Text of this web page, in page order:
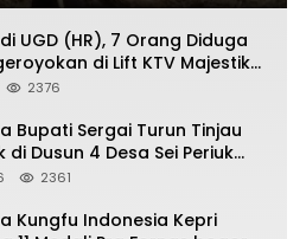
UGD (HR), 7 Orang Diduga
di Lift KTV Majestik
Bebas, Kantor Hukum JAP
2376
Bupati Sergai Turun Tinjau
di Dusun 4 Desa Sei Periuk
2361
Kungfu Indonesia Kepri